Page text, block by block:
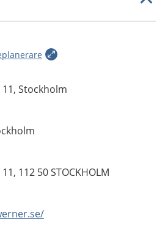
Stockholm
112 50 STOCKHOLM